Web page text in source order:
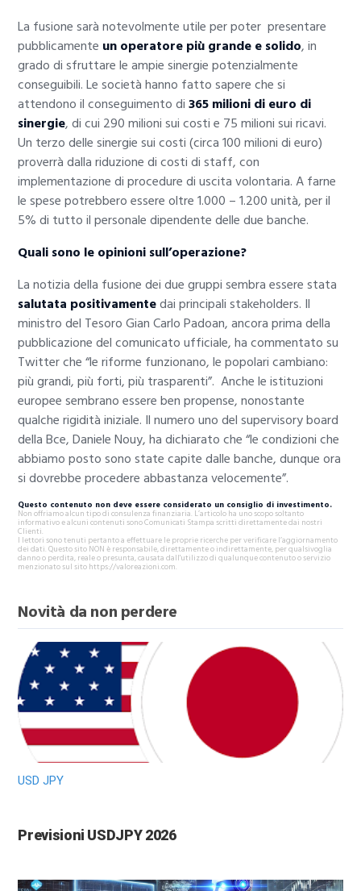
La fusione sarà notevolmente utile per poter presentare
pubblicamente un operatore più grande e solido, in
grado di sfruttare le ampie sinergie potenzialmente
conseguibili. Le società hanno fatto sapere che si
attendono il conseguimento di365 milioni di euro di
sinergie, di cui 290 milioni sui costi e 75 milioni sui ricavi.
Un terzo delle sinergie sui costi (circa 100 milioni di euro)
proverrà dalla riduzione di costi di staff, con
implementazione di procedure di uscita volontaria. A farne
le spese potrebbero essere oltre 1.000 – 1.200 unità, per il
5% di tutto il personale dipendente delle due banche.
Quali sono le opinioni sull’operazione?
La notizia della fusione dei due gruppi sembra essere stata
salutata positivamentedai principali stakeholders. Il
ministro del Tesoro Gian Carlo Padoan, ancora prima della
pubblicazione del comunicato ufficiale, ha commentato su
Twitter che “le riforme funzionano, le popolari cambiano:
più grandi, più forti, più trasparenti”. Anche le istituzioni
europee sembrano essere ben propense, nonostante
qualche rigidità iniziale. Il numero uno del supervisory board
della Bce, Daniele Nouy, ha dichiarato che “le condizioni che
abbiamo posto sono state capite dalle banche, dunque ora
si dovrebbe procedere abbastanza velocemente”.
Questo contenuto non deve essere considerato un consiglio di investimento.
Non offriamo alcun tipo di consulenza finanziaria. L’articolo ha uno scopo soltanto
informativo e alcuni contenuti sono Comunicati Stampa scritti direttamente dai nostri
Clienti.
I lettori sono tenuti pertanto a effettuare le proprie ricerche per verificare l’aggiornamento
dei dati. Questo sito NON è responsabile, direttamente o indirettamente, per qualsivoglia
danno o perdita, reale o presunta, causata dall'utilizzo di qualunque contenuto o servizio
menzionato sul sito https://valoreazioni.com.
Novità da non perdere
USD JPY
Previsioni USDJPY 2026